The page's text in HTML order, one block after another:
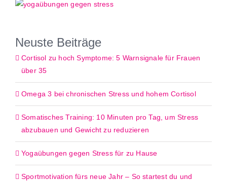
Neuste Beiträge
Cortisol zu hoch Symptome: 5 Warnsignale für Frauen
über 35
Omega 3 bei chronischen Stress und hohem Cortisol
Somatisches Training: 10 Minuten pro Tag, um Stress
abzubauen und Gewicht zu reduzieren
Yogaübungen gegen Stress für zu Hause
Sportmotivation fürs neue Jahr – So startest du und